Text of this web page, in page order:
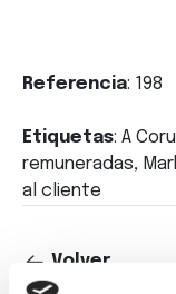
Referencia: 198
Etiquetas: A
remuneradas,
al cliente
Volver